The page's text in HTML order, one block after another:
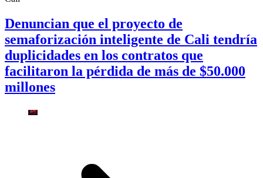
Denuncian que el proyecto de
semaforización inteligente de Cali tendría
duplicidades en los contratos que
facilitaron la pérdida de más de $50.000
millones